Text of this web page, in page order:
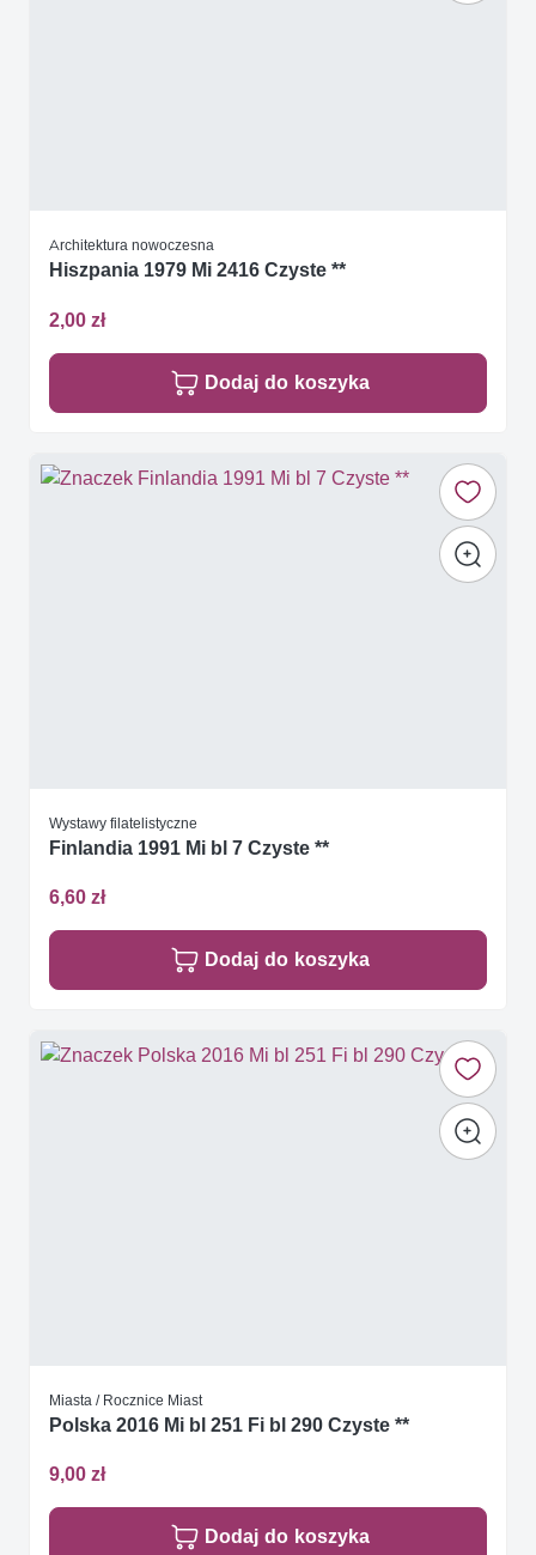
Architektura nowoczesna
Hiszpania 1979 Mi 2416 Czyste **
2,00 zł
Dodaj do koszyka
Wystawy filatelistyczne
Finlandia 1991 Mi bl 7 Czyste **
6,60 zł
Dodaj do koszyka
Miasta / Rocznice Miast
Polska 2016 Mi bl 251 Fi bl 290 Czyste **
9,00 zł
Dodaj do koszyka